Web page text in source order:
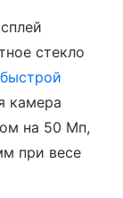
стекло
быстрой
камера
на 50 Мп,
при весе